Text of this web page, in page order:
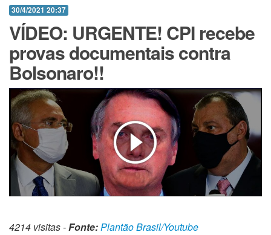
30/4/2021 20:37
VÍDEO: URGENTE! CPI recebe
provas documentais contra
Bolsonaro!!
4214 visitas -Fonte:Plantão Brasil/Youtube